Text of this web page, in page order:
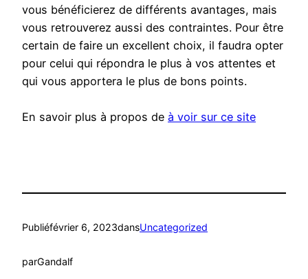
vous bénéficierez de différents avantages, mais
vous retrouverez aussi des contraintes. Pour être
certain de faire un excellent choix, il faudra opter
pour celui qui répondra le plus à vos attentes et
qui vous apportera le plus de bons points.
En savoir plus à propos de à voir sur ce site
Publiéfévrier 6, 2023dansUncategorized
parGandalf